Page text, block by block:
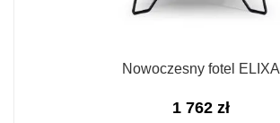
Nowoczesny fotel ELIXA
1 762 zł